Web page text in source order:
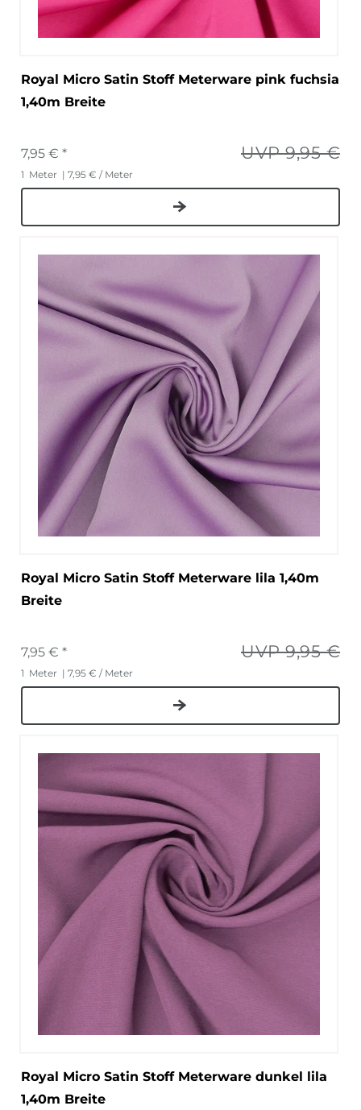
Royal Micro Satin Stoff Meterware pink fuchsia
1,40m Breite
UVP 9,95 €
7,95 € *
1 Meter | 7,95 € / Meter
Royal Micro Satin Stoff Meterware lila 1,40m
Breite
UVP 9,95 €
7,95 € *
1 Meter | 7,95 € / Meter
Royal Micro Satin Stoff Meterware dunkel lila
1,40m Breite